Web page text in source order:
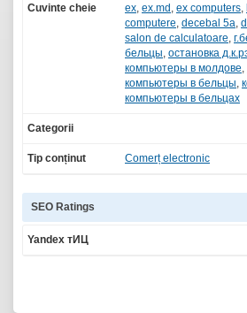
Cuvinte cheie ex, ex.md , ex computers,
computere, decebal 5a,
salon de calculatoare,
бельцы, остановка
компьютеры в молдове,
компьютеры в бельцы,
компьютеры в бельцах
Categorii
Tip conținut Comerț electronic
SEO Ratings
Yandex тИЦ